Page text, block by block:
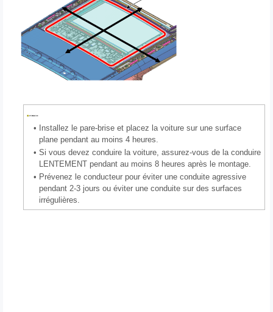
•
Installez le pare-brise et placez la voiture sur une surface
plane pendant au moins 4 heures.
• Si vous devez conduire la voiture, assurez-vous de la conduire
LENTEMENT pendant au moins 8 heures après le montage.
• Prévenez le conducteur pour éviter une conduite agressive
pendant 2-3 jours ou éviter une conduite sur des surfaces
irrégulières.